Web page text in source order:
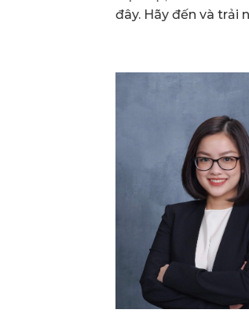
đây. Hãy đến và trải